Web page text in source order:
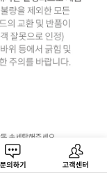
문의하기 고객센터